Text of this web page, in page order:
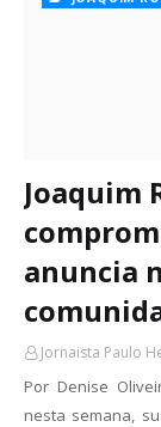
Joaquim
anuncia
Jornaista Paulo
Por Denise
nesta semana,